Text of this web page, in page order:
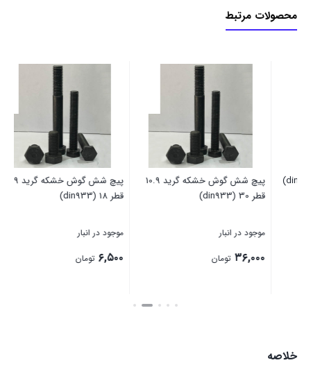
محصولات مرتبط
پیچ شش گوش خشکه گرید 10.9
موجود در انبار
۳۶,۰۰۰ تومان
پیچ شش گوش خشکه گرید 10.9
موجود در انبار
تومان
بستن
خلاصه